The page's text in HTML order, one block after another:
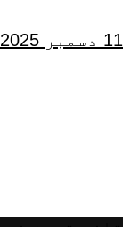
11 دسمبر 2025